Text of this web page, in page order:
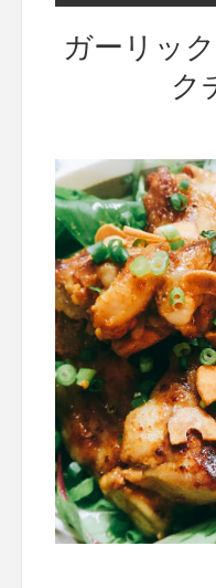
ガーリッ
ク